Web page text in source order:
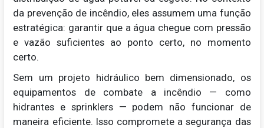
da prevenção de incêndio, eles assumem uma função
estratégica: garantir que a água chegue com pressão
e vazão suficientes ao ponto certo, no momento
certo.
Sem um projeto hidráulico bem dimensionado, os
equipamentos de combate a incêndio — como
hidrantes e sprinklers — podem não funcionar de
maneira eficiente. Isso compromete a segurança das